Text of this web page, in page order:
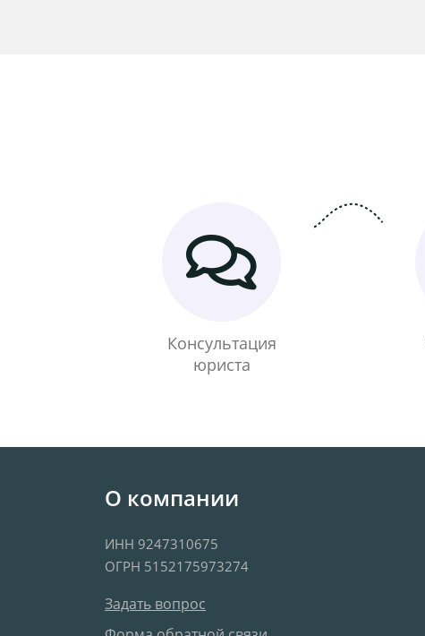
Консультация
юриста
О компании
ИНН 9247310675
ОГРН 5152175973274
Задать вопрос